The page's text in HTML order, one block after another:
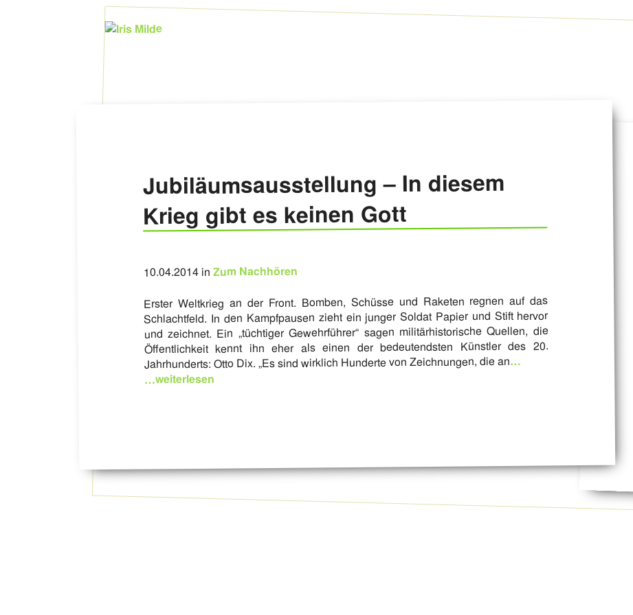
Jubiläumsausstellung – In diesem
Krieg gibt es keinen Gott
10.04.2014 in Zum Nachhören
Erster Weltkrieg an der Front. Bomben, Schüsse und Raketen regnen auf das
Schlachtfeld. In den Kampfpausen zieht ein junger Soldat Papier und Stift hervor
und zeichnet. Ein „tüchtiger Gewehrführer“ sagen militärhistorische Quellen, die
Öffentlichkeit kennt ihn eher als einen der bedeutendsten Künstler des 20.
Jahrhunderts: Otto Dix. „Es sind wirklich Hunderte von Zeichnungen, die an…
…weiterlesen